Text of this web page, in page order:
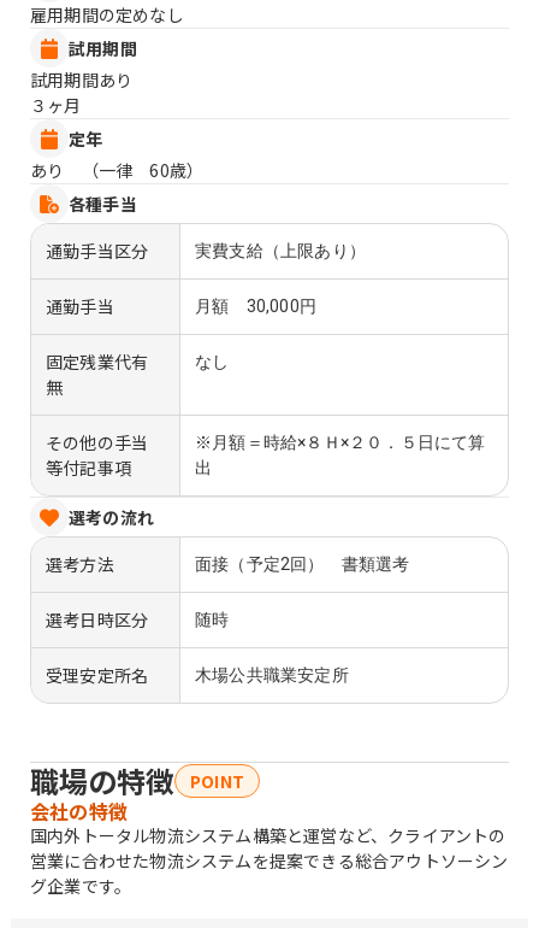
雇用期間の定めなし
試用期間
試用期間あり
３ヶ月
定年
あり （一律 60歳）
各種手当
通勤手当区分
実費支給（上限あり）
通勤手当 月額 30,000円
固定残業代有
無
なし
その他の手当
等付記事項
※月額＝時給×８Ｈ×２０．５日にて算
出
選考の流れ
選考方法
面接（予定2回） 書類選考
選考日時区分 随時
受理安定所名 木場公共職業安定所
職場の特徴 POINT
会社の特徴
国内外トータル物流システム構築と運営など、クライアントの
営業に合わせた物流システムを提案できる総合アウトソーシン
グ企業です。